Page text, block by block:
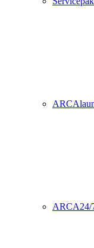
ARCA24/